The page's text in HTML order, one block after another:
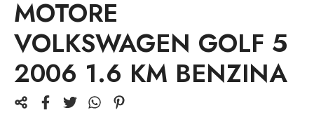
MOTORE
VOLKSWAGEN GOLF 5
2006 1.6 KM BENZINA